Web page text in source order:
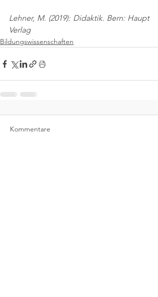
Lehner, M. (2019): Didaktik. Bern: Haupt
Verlag
Bildungswissenschaften
Kommentare